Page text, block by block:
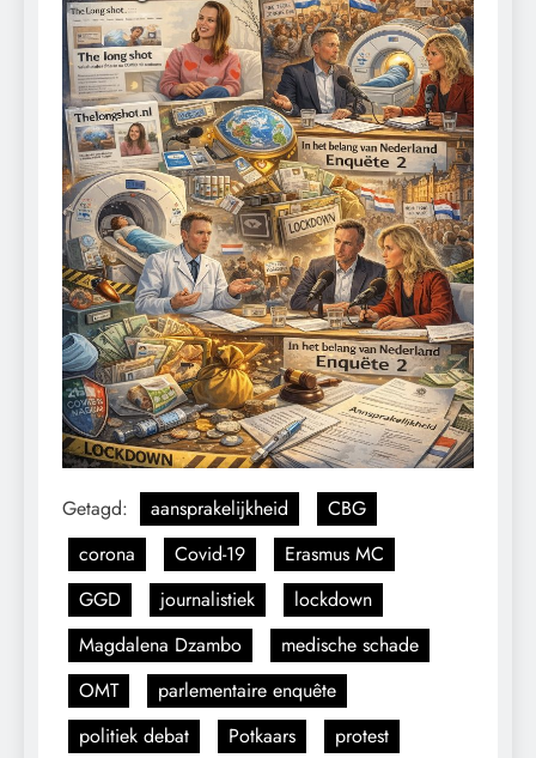
Getagd: aansprakelijkheid
CBG
corona
Covid-19
Erasmus MC
GGD
journalistiek
lockdown
Magdalena Dzambo
medische schade
OMT
parlementaire enquête
politiek debat
Potkaars protest